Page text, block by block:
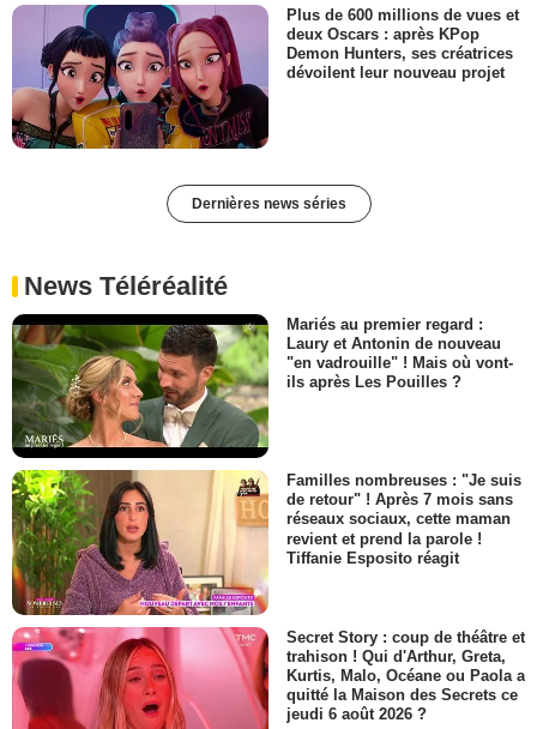
Plus de 600 millions de vues et
deux Oscars : après KPop
Demon Hunters, ses créatrices
dévoilent leur nouveau projet
Dernières news séries
News Téléréalité
Mariés au premier regard :
Laury et Antonin de nouveau
"en vadrouille" ! Mais où vont-
ils après Les Pouilles ?
Familles nombreuses : "Je suis
de retour" ! Après 7 mois sans
réseaux sociaux, cette maman
revient et prend la parole !
Tiffanie Esposito réagit
Secret Story : coup de théâtre et
trahison ! Qui d'Arthur, Greta,
Kurtis, Malo, Océane ou Paola a
quitté la Maison des Secrets ce
jeudi 6 août 2026 ?